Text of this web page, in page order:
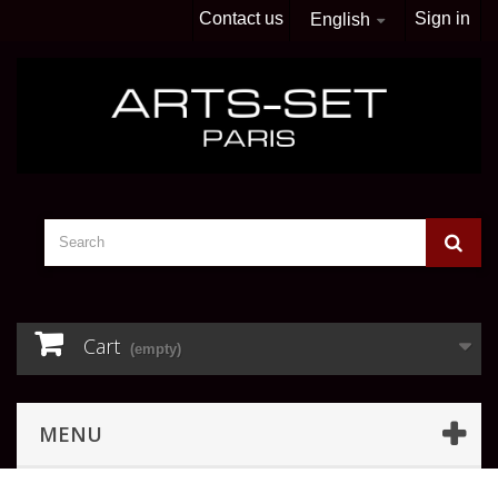
Sign in
English
Contact us
Cart (empty)
MENU